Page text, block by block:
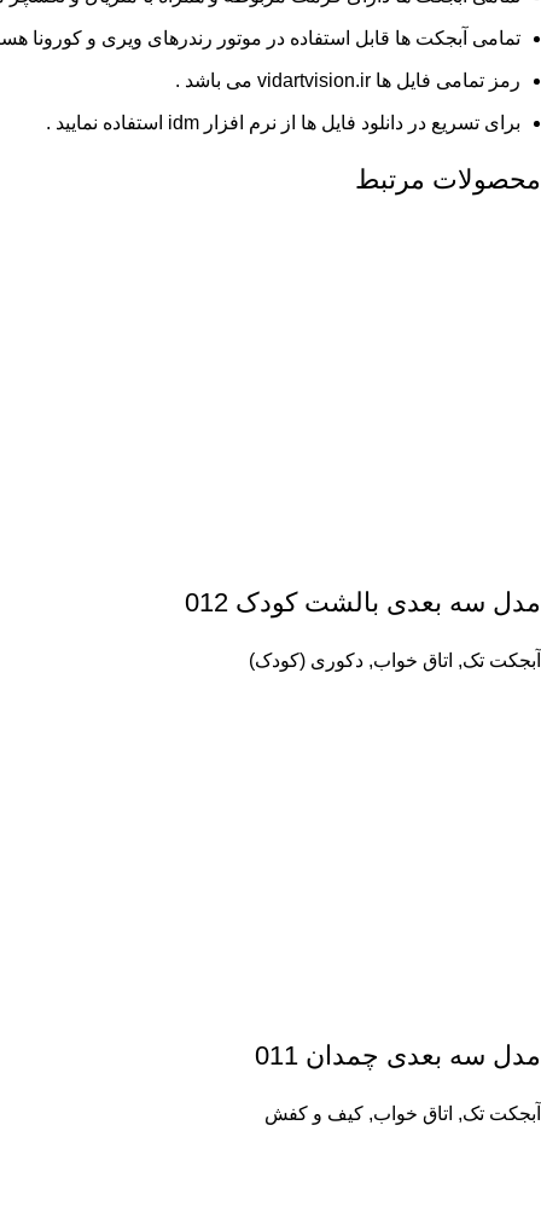
تمامی آبجکت ها قابل استفاده در موتور رندرهای ویری و کورونا
رمز تمامی فایل ها vidartvision.ir می باشد .
برای تسریع در دانلود فایل ها از نرم افزار idm استفاده نمایید .
محصولات مرتبط
مدل سه بعدی بالشت کودک 012
آبجکت تک, اتاق خواب, دکوری (کودک)
مدل سه بعدی چمدان 011
آبجکت تک, اتاق خواب, کیف و کفش